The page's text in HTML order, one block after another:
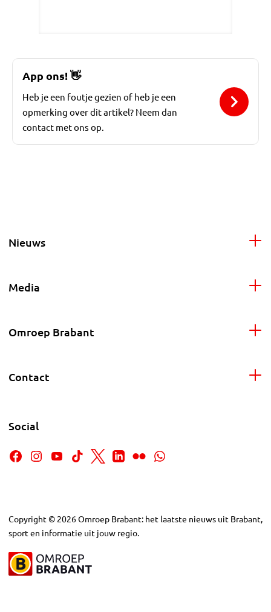
App ons!👋
Heb je een foutje gezien of heb je een
opmerking over dit artikel? Neem dan
contact met ons op.
Nieuws
Media
Omroep Brabant
Contact
Social
Copyright © 2026Omroep Brabant: het laatste nieuws uit Brabant,
sport en informatie uit jouw regio.